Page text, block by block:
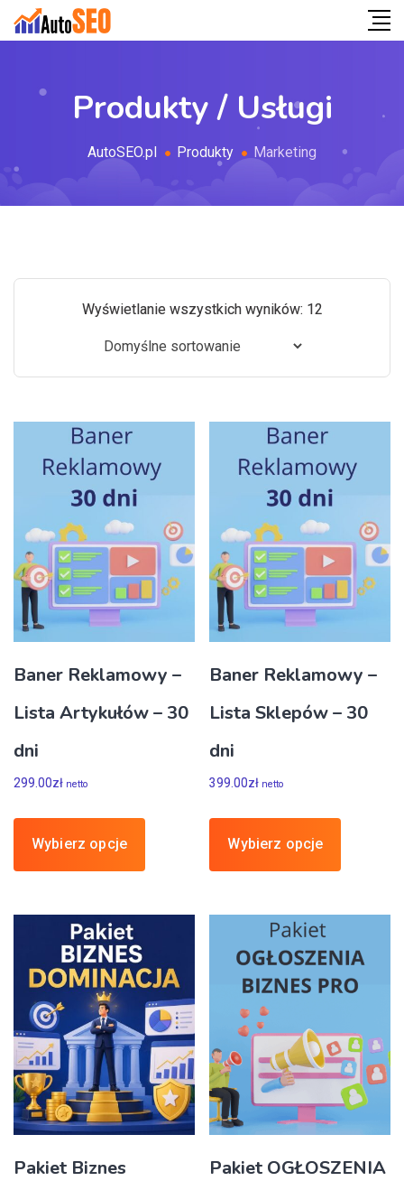
Produkty / Usługi
AutoSEO.pl Produkty Marketing
Wyświetlanie wszystkich wyników: 12
Baner Reklamowy –
Lista Artykułów – 30
dni
299.00zł netto
Wybierz opcje
Baner Reklamowy –
Lista Sklepów – 30
dni
399.00zł netto
Wybierz opcje
Pakiet Biznes
Pakiet OGŁOSZENIA